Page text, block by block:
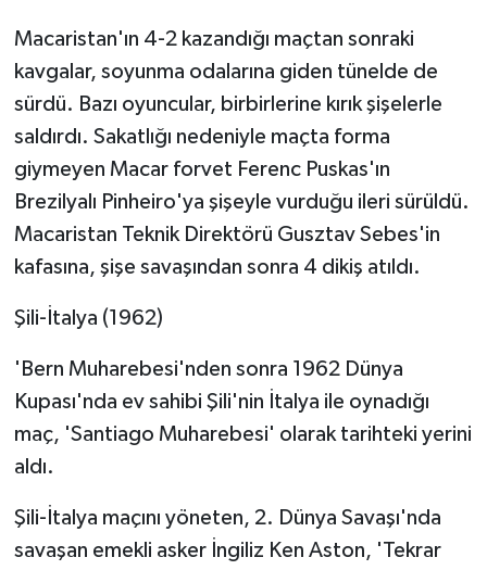
Macaristan'ın 4-2 kazandığı maçtan sonraki
kavgalar, soyunma odalarına giden tünelde de
sürdü. Bazı oyuncular, birbirlerine kırık şişelerle
saldırdı. Sakatlığı nedeniyle maçta forma
giymeyen Macar forvet Ferenc Puskas'ın
Brezilyalı Pinheiro'ya şişeyle vurduğu ileri sürüldü.
Macaristan Teknik Direktörü Gusztav Sebes'in
kafasına, şişe savaşından sonra 4 dikiş atıldı.
Şili-İtalya (1962)
'Bern Muharebesi'nden sonra 1962 Dünya
Kupası'nda ev sahibi Şili'nin İtalya ile oynadığı
maç, 'Santiago Muharebesi' olarak tarihteki yerini
aldı.
Şili-İtalya maçını yöneten, 2. Dünya Savaşı'nda
savaşan emekli asker İngiliz Ken Aston, 'Tekrar